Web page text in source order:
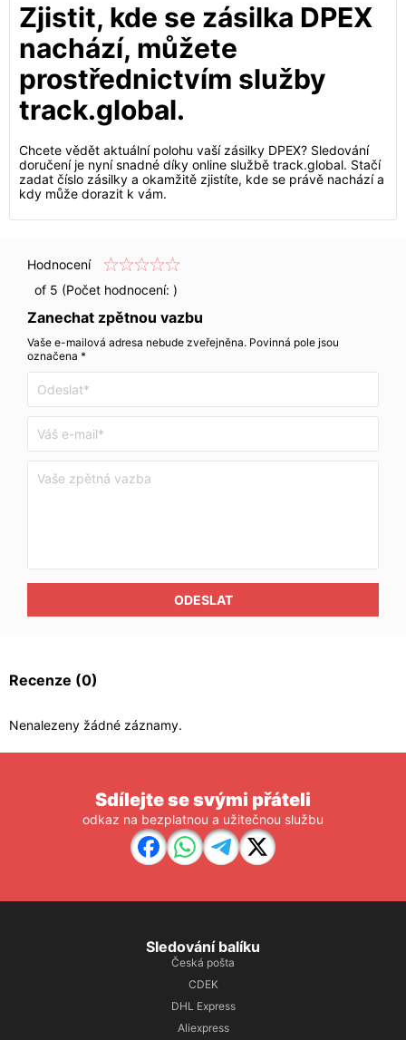
Zjistit, kde se zásilka DPEX
nachází, můžete
prostřednictvím služby
track.global.
Chcete vědět aktuální polohu vaší zásilky DPEX? Sledování
doručení je nyní snadné díky online službě track.global. Stačí
zadat číslo zásilky a okamžitě zjistíte, kde se právě nachází a
kdy může dorazit k vám.
Hodnocení
of 5 (Počet hodnocení: )
Zanechat zpětnou vazbu
Vaše e-mailová adresa nebude zveřejněna. Povinná pole jsou
označena *
ODESLAT
Recenze (0)
Nenalezeny žádné záznamy.
Sdílejte se svými přáteli
odkaz na bezplatnou a užitečnou službu
Sledování balíku
Česká pošta
CDEK
DHL Express
Aliexpress